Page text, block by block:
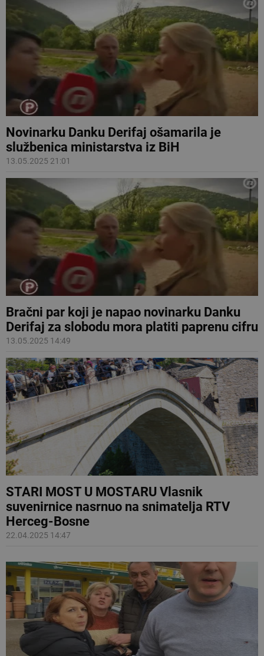
Novinarku Danku Derifaj ošamarila je
službenica ministarstva iz BiH
13.05.2025 21:01
Bračni par koji je napao novinarku Danku
Derifaj za slobodu mora platiti paprenu cifru
13.05.2025 14:49
STARI MOST U MOSTARU Vlasnik
suvenirnice nasrnuo na snimatelja RTV
Herceg-Bosne
22.04.2025 14:47